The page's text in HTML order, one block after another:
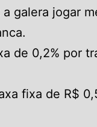
galera jogar
de 0,2% por
fixa de R$